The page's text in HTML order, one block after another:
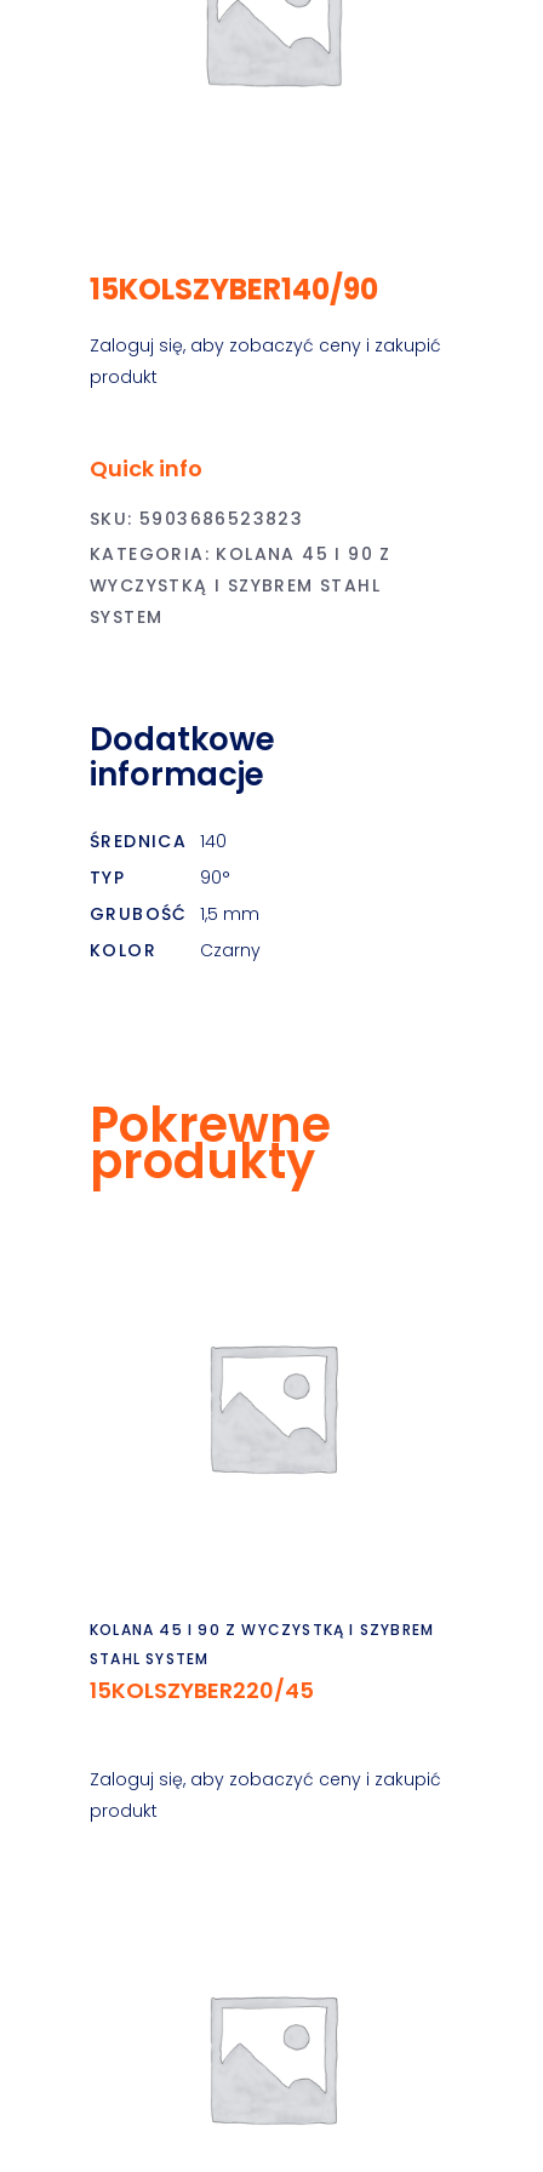
15KOLSZYBER140/90
Zaloguj się, aby zobaczyć ceny i zakupić
produkt
Quick info
SKU: 5903686523823
KATEGORIA: KOLANA 45 I 90 Z
WYCZYSTKĄ I SZYBREM STAHL
SYSTEM
Dodatkowe
informacje
ŚREDNICA 140
TYP
90°
GRUBOŚĆ
1,5 mm
KOLOR
Czarny
Pokrewne
produkty
Czytaj dalej
KOLANA 45 I 90 Z WYCZYSTKĄ I SZYBREM
STAHL SYSTEM
15KOLSZYBER220/45
Zaloguj się, aby zobaczyć ceny i zakupić
produkt